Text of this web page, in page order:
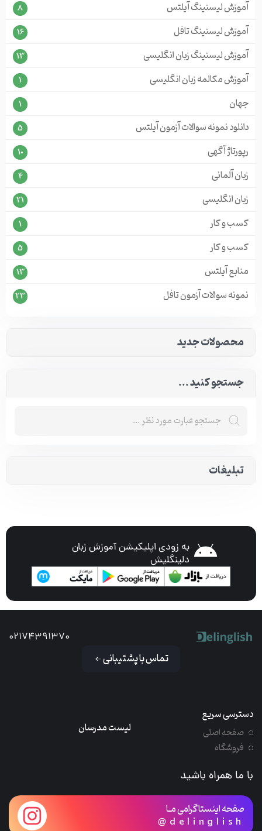
آموزش لیسنینگ آیلتس 8
آموزش لیسنینگ تافل 16
آموزش لیسنینگ زبان انگلیسی 13
آموزش مکالمه زبان انگلیسی 1
جهان 1
دانلود نمونه سوالات آزمون آیلتس 5
رپورتاژ آگهی 10
زبان آلمانی 4
زبان انگلیسی 21
کسب و کار 1
کسب و کار 5
منابع آیلتس 13
نمونه سوالات آزمون تافل 23
محصولات جدید
جستجو کنید ...
تبلیغات
به زودی اپلیکیشن آموزش زبان
دلینگلیش
02174391370
تماس با پشتیبانی
دسترسی سریع
صفحه اصلی
فروشگاه
لیست مدرسان
با ما همراه باشید
صفحه اینستاگرامی مـا
@delinglish